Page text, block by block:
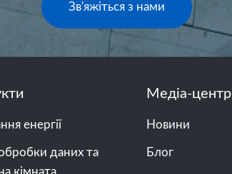
Зв'яжіться з нами
енергії
даних та
Медіа-центр
Новини
Блог